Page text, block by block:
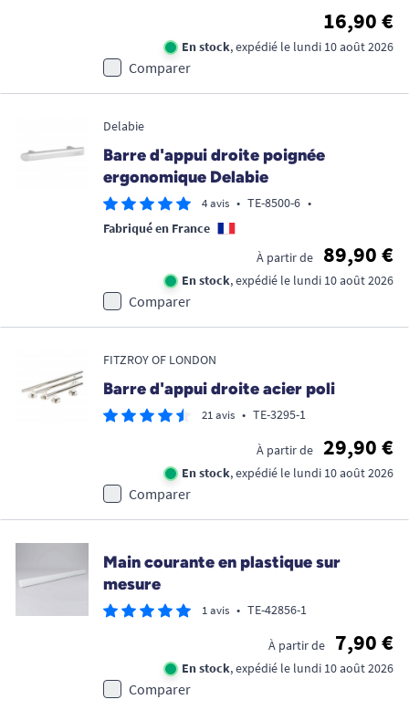
16,90 €
En stock, expédié le lundi 10 août 2026
Comparer
Delabie
Barre d'appui droite poignée
ergonomique Delabie
4 avis • TE-8500-6 •
Fabriqué en France
À partir de
89,90 €
En stock, expédié le lundi 10 août 2026
Comparer
FITZROY OF LONDON
Barre d'appui droite acier poli
21 avis • TE-3295-1
À partir de 29,90 €
En stock, expédié le lundi 10 août 2026
Comparer
Main courante en plastique sur
mesure
1 avis • TE-42856-1
À partir de 7,90 €
En stock, expédié le lundi 10 août 2026
Comparer